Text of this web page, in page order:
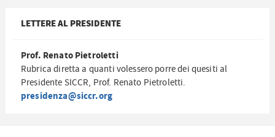
LETTERE AL PRESIDENTE
Prof. Renato Pietroletti
Rubrica diretta a quanti volessero porre dei quesiti al
Presidente SICCR, Prof. Renato Pietroletti.
presidenza@siccr.org